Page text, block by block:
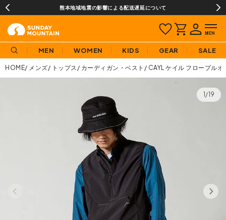
熊本地域地震の影響による配送遅延について
MEN WOMEN KIDS GEAR SALE
HOME メンズ トップス カーディガン・ベスト CAYL ケイル フロープル
1/19